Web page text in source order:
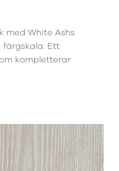
med White Ashs
Ett
kompletterar